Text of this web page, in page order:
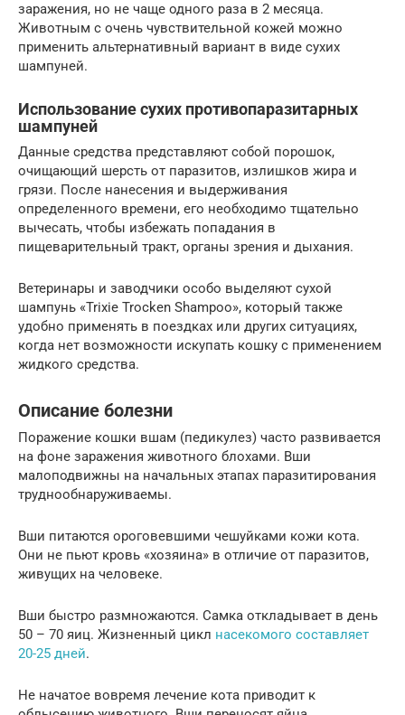
заражения, но не чаще одного раза в 2 месяца.
Животным с очень чувствительной кожей можно
применить альтернативный вариант в виде сухих
шампуней.
Использование сухих противопаразитарных
шампуней
Данные средства представляют собой порошок,
очищающий шерсть от паразитов, излишков жира и
грязи. После нанесения и выдерживания
определенного времени, его необходимо тщательно
вычесать, чтобы избежать попадания в
пищеварительный тракт, органы зрения и дыхания.
Ветеринары и заводчики особо выделяют сухой
шампунь «Trixie Trocken Shampoo», который также
удобно применять в поездках или других ситуациях,
когда нет возможности искупать кошку с применением
жидкого средства.
Описание болезни
Поражение кошки вшам (педикулез) часто развивается
на фоне заражения животного блохами. Вши
малоподвижны на начальных этапах паразитирования
труднообнаруживаемы.
Вши питаются ороговевшими чешуйками кожи кота.
Они не пьют кровь «хозяина» в отличие от паразитов,
живущих на человеке.
Вши быстро размножаются. Самка откладывает в день
50 – 70 яиц. Жизненный цикл насекомого составляет
20-25 дней.
Не начатое вовремя лечение кота приводит к